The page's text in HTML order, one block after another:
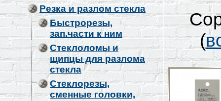
Резка и разлом стекла
Быстрорезы,
зап.части к ним
Стеклоломы и
щипцы для разлома
стекла
Стеклорезы,
сменные головки,
(